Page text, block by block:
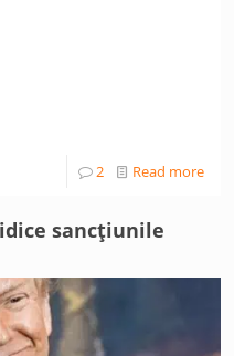
2 Read more
sancțiunile